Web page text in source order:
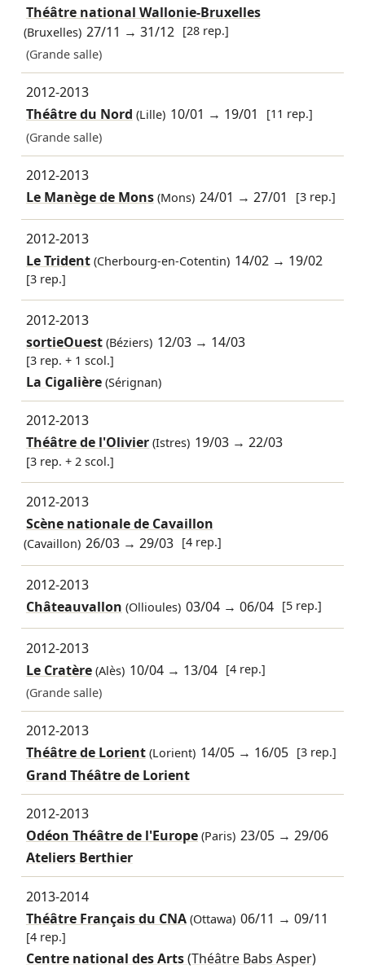
Théâtre national Wallonie-Bruxelles
(Bruxelles) 27/11 →31/12 [28 rep.]
(Grande salle)
2012-2013
Théâtre du Nord (Lille) 10/01 → 19/01
[11 rep.]
(Grande salle)
2012-2013
Le Manège de Mons(Mons) 24/01 →27/01 [3 rep.]
2012-2013
Le Trident(Cherbourg-en-Cotentin) 14/02 → 19/02
[3 rep.]
2012-2013
sortieOuest(Béziers) 12/03 → 14/03
[3 rep. + 1 scol.]
La Cigalière (Sérignan)
2012-2013
Théâtre de l'Olivier(Istres) 19/03 →22/03
[3 rep. + 2 scol.]
2012-2013
Scène nationale de Cavaillon
(Cavaillon) 26/03 →29/03 [4 rep.]
2012-2013
Châteauvallon (Ollioules) 03/04 →06/04 [5 rep.]
2012-2013
Le Cratère(Alès) 10/04 → 13/04 [4 rep.]
(Grande salle)
2012-2013
Théâtre de Lorient(Lorient) 14/05 → 16/05 [3 rep.]
Grand Théâtre de Lorient
2012-2013
Odéon Théâtre de l'Europe(Paris) 23/05 →29/06
Ateliers Berthier
2013-2014
Théâtre Français du CNA(Ottawa) 06/11 →09/11
[4 rep.]
Centre national des Arts(Théâtre Babs Asper)